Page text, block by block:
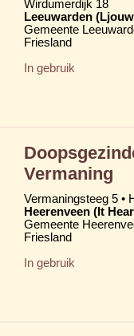
Wirdumerdijk 18
Leeuwarden
Gemeente
Friesland
In gebruik
Vermaning
Vermaningsteeg 5 •
Heerenveen (It
Gemeente
Friesland
In gebruik